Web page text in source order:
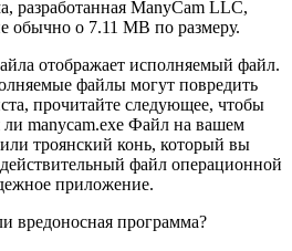
разработанная ManyCam LLC,
обычно о 7.11 MB по размеру.
отображает исполняемый файл.
файлы могут повредить
прочитайте следующее, чтобы
ли manycam.exe Файл на вашем
троянский конь, который вы
файл операционной
приложение.